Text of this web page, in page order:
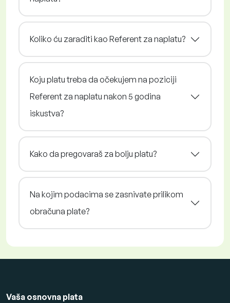
Koliko ću zaraditi kao Referent za naplatu?
Koju platu treba da očekujem na poziciji
Referent za naplatu nakon 5 godina
iskustva?
Kako da pregovaraš za bolju platu?
Na kojim podacima se zasnivate prilikom
obračuna plate?
Vaša osnovna plata